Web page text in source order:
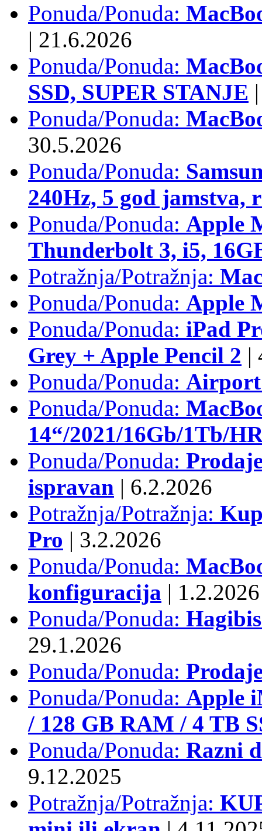
Ponuda/Ponuda:
| 21.6.2026
Ponuda/Ponuda:
SSD, SUPER STANJE |
Ponuda/Ponuda:
30.5.2026
Ponuda/Ponuda:
240Hz, 5 god jamstva,
Ponuda/Ponuda: Apple
Thunderbolt 3, i5,
Potražnja/Potražnja:
Ponuda/Ponuda: Apple
Ponuda/Ponuda: iPad
Grey + Apple Pencil 2 |
Ponuda/Ponuda: Airport
Ponuda/Ponuda:
14“/2021/16Gb/1Tb/
Ponuda/Ponuda:
ispravan | 6.2.2026
Potražnja/Potražnja:
Pro | 3.2.2026
Ponuda/Ponuda:
konfiguracija | 1.2.2026
Ponuda/Ponuda:
29.1.2026
Ponuda/Ponuda:
Ponuda/Ponuda: Apple
/ 128 GB RAM / 4 TB
Ponuda/Ponuda: Razni
9.12.2025
Potražnja/Potražnja: